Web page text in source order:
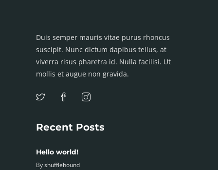
Duis semper mauris vitae purus rhoncus
suscipit. Nunc dictum dapibus tellus, at
viverra risus pharetra id. Nulla facilisi. Ut
mollis et augue non gravida.
Recent Posts
Hello world!
Byshufflehound